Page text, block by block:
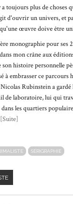
toujours plus de choses
d'ouvrir un univers, et
œuvre doive être
monographie pour ses
mon crâne aux
histoire personnelle
à embrasser ce parcours
Rubinstein a gardé
de laboratoire, lui qui
les quartiers
[Suite]
SÉRIGRAPHIE